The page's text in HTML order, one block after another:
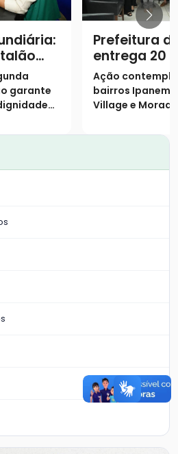
e
19
garante
Prefeitura
entrega 20
famílias
Ação
bairros Ipanema
Village e